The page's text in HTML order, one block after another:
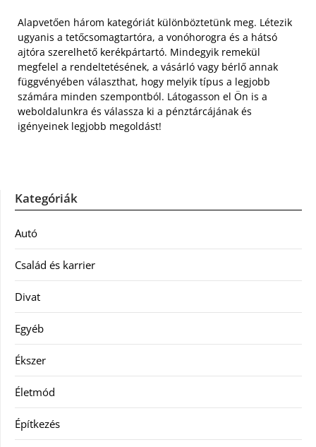
Alapvetően három kategóriát különböztetünk meg. Létezik
ugyanis a tetőcsomagtartóra, a vonóhorogra és a hátsó
ajtóra szerelhető kerékpártartó. Mindegyik remekül
megfelel a rendeltetésének, a vásárló vagy bérlő annak
függvényében választhat, hogy melyik típus a legjobb
számára minden szempontból. Látogasson el Ön is a
weboldalunkra és válassza ki a pénztárcájának és
igényeinek legjobb megoldást!
Kategóriák
Autó
Család és karrier
Divat
Egyéb
Ékszer
Életmód
Építkezés